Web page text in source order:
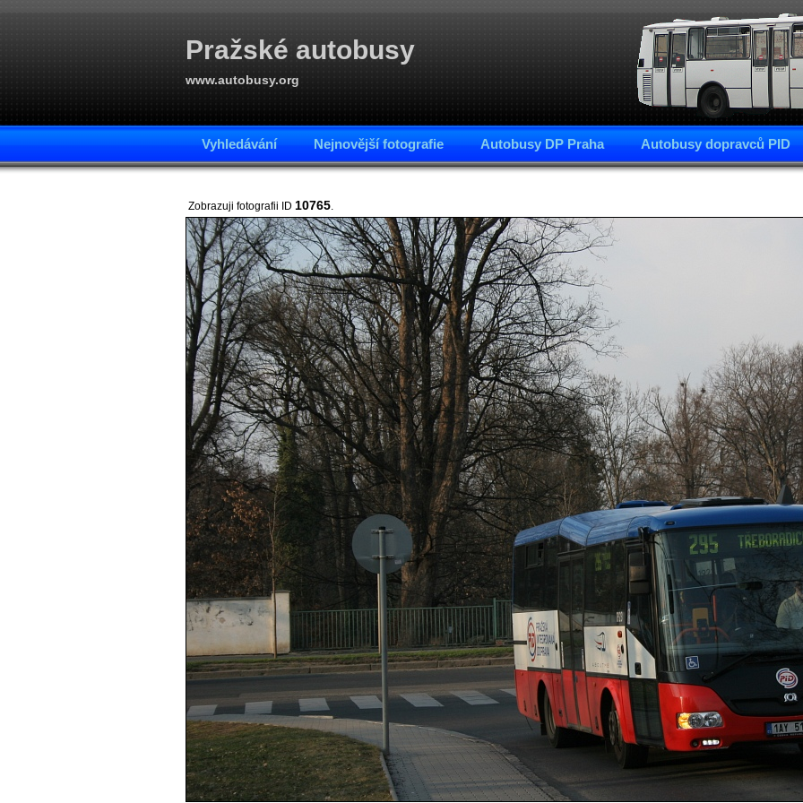
Pražské autobusy
www.autobusy.org
Vyhledávání Nejnovější fotografie Autobusy DP Praha Autobusy dopravců PID
Zobrazuji fotografii ID 10765.